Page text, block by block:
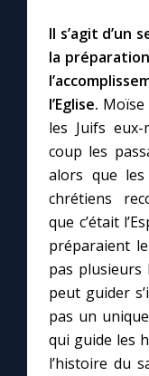
Il s’agit d’un
la
l’Eglise. Moïse
les Juifs eux-
coup les
alors que les
chrétiens
que c’était
préparaient
pas plusieurs
peut guider
pas un
qui guide les
l’histoire du